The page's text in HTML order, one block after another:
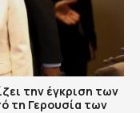
την έγκριση των
τη Γερουσία των